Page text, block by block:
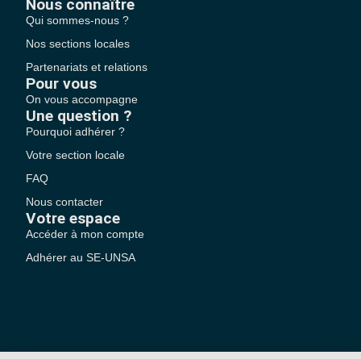
Nous connaître
Qui sommes-nous ?
Nos sections locales
Partenariats et relations
Pour vous
On vous accompagne
Une question ?
Pourquoi adhérer ?
Votre section locale
FAQ
Nous contacter
Votre espace
Accéder à mon compte
Adhérer au SE-UNSA